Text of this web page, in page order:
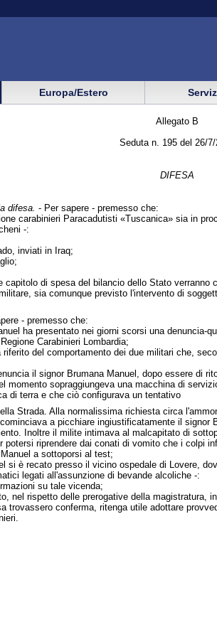
Europa/Estero
Allegato B
Seduta n. 195 del 26/7/
DIFESA
difesa. - Per sapere - premesso che:
carabinieri Paracadutisti «Tuscanica» sia in
-:
inviati in Iraq;
di spesa del bilancio dello Stato verranno
sia comunque previsto l'intervento di
- premesso che:
ha presentato nei giorni scorsi una denuncia-
Carabinieri Lombardia;
del comportamento dei due militari che,
il signor Brumana Manuel, dopo essere di
momento sopraggiungeva una macchina di
di terra e che ciò configurava un tentativo
Strada. Alla normalissima richiesta circa
a picchiare ingiustificatamente il
Inoltre il milite intimava al malcapitato di
potersi riprendere dai conati di vomito che i colpi
a sottoporsi al test;
si è recato presso il vicino ospedale di Lovere,
legati all'assunzione di bevande alcoliche -:
su tale vicenda;
nel rispetto delle prerogative della magistratura,
trovassero conferma, ritenga utile adottare